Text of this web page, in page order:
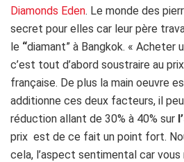
Diamonds Eden. Le monde des
secret pour elles car leur père
le “diamant” à Bangkok. « Acheter
c’est tout d’abord soustraire au
française. De plus la main oeuvre
additionne ces deux facteurs, il
réduction allant de 30% à 40% sur
prix est de ce fait un point fort.
cela, l’aspect sentimental car